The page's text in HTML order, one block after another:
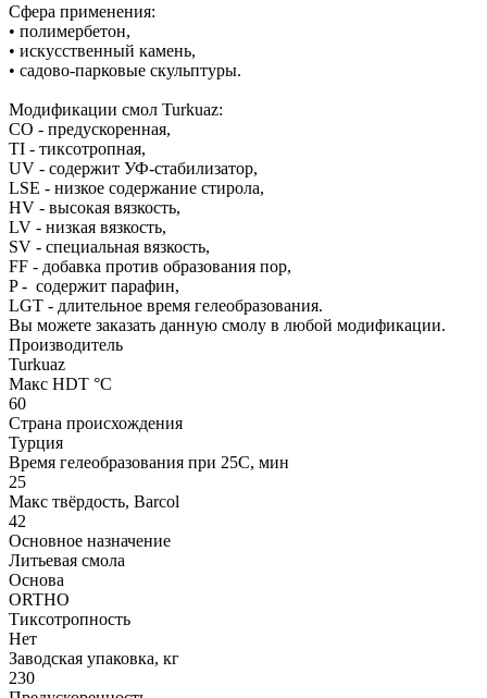
Сфера применения:
• полимербетон,
• искусственный камень,
• садово-парковые скульптуры.
Модификации смол Turkuaz:
CO - предускоренная,
TI - тиксотропная,
UV - содержит УФ-стабилизатор,
LSE - низкое содержание стирола,
HV - высокая вязкость,
LV - низкая вязкость,
SV - специальная вязкость,
FF - добавка против образования пор,
P - содержит парафин,
LGT - длительное время гелеобразования.
Вы можете заказать данную смолу в любой модификации.
Производитель
Turkuaz
Макс HDT °С
60
Страна происхождения
Турция
Время гелеобразования при 25С, мин
25
Макс твёрдость, Barcol
42
Основное назначение
Литьевая смола
Основа
ORTHO
Тиксотропность
Нет
Заводская упаковка, кг
230